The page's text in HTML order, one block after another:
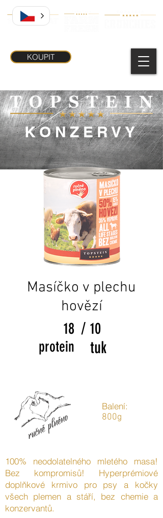
KOUPIT
KONZERVY
Masíčko v plechu
hovězí
Balení:
800g
100% neodolatelného mletého masa!
Bez kompromisů! Hyperprémiové
doplňkové krmivo pro psy a kočky
všech plemen a stáří, bez chemie a
konzervantů.
18 / 10
protein tuk